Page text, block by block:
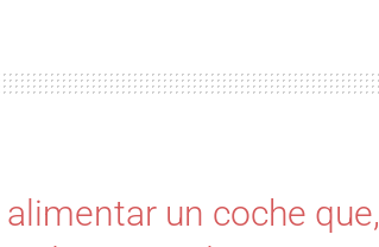
un coche que,